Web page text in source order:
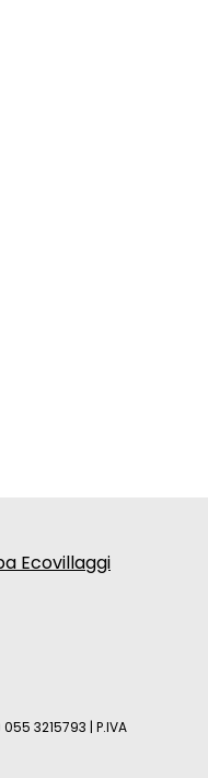
Ecovillaggi
3215793 | P.IVA